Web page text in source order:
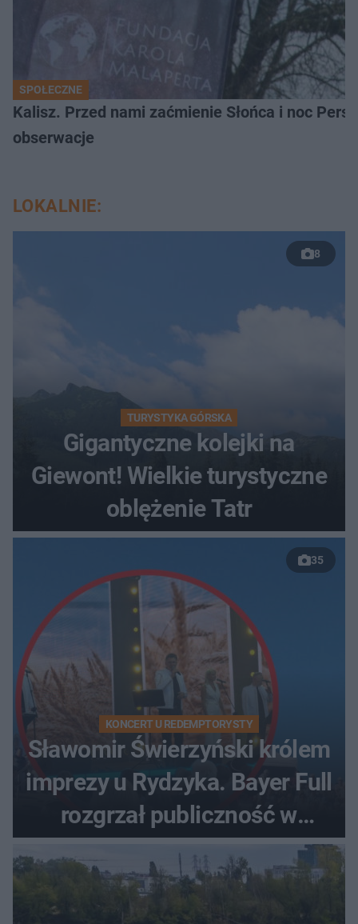
SPOŁECZNE
Kalisz. Przed nami zaćmienie Słońca i noc
obserwacje
LOKALNIE:
8
TURYSTYKA GÓRSKA
Gigantyczne kolejki na
Giewont! Wielkie turystyczne
oblężenie Tatr
35
KONCERT U REDEMPTORYSTY
Sławomir Świerzyński królem
imprezy u Rydzyka. Bayer Full
rozgrzał publiczność w
Toruniu